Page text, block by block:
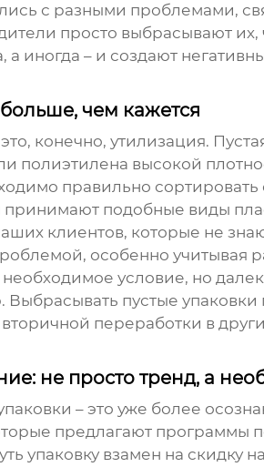
с разными проблемами,
просто выбрасывают
а иногда – и создают
чем кажется
конечно, утилизация.
полиэтилена высокой
правильно сортировать
подобные виды
клиентов, которые не
особенно учитывая
условие, но
Выбрасывать пустые
переработки в
не просто тренд, а
– это уже более
предлагают
упаковку взамен на скидку